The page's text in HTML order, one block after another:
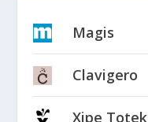
Magis
Clavigero
Xipe Totek